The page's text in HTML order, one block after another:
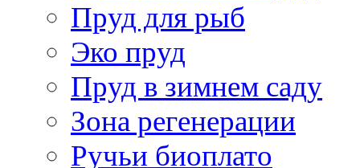
Пруд для рыб
Эко пруд
Пруд в зимнем саду
Зона регенерации
Ручьи биоплато